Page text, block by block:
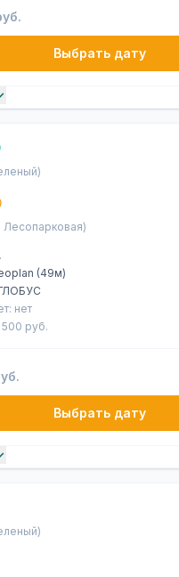
Выбрать дату
Лесопарковая)
(49м)
нет
500 руб.
Выбрать дату